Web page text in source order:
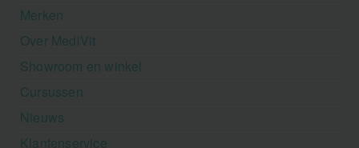
Merken
Over MediVit
Showroom en winkel
Cursussen
Nieuws
Klantenservice